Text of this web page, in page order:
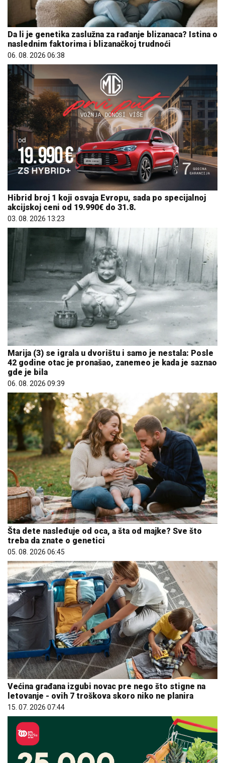
Da li je genetika zaslužna za rađanje blizanaca? Istina o
naslednim faktorima i blizanačkoj trudnoći
06. 08. 2026 06:38
Hibrid broj 1 koji osvaja Evropu, sada po specijalnoj
akcijskoj ceni od 19.990€ do 31.8.
03. 08. 2026 13:23
Marija (3) se igrala u dvorištu i samo je nestala: Posle
42 godine otac je pronašao, zanemeo je kada je saznao
gde je bila
06. 08. 2026 09:39
Šta dete nasleđuje od oca, a šta od majke? Sve što
treba da znate o genetici
05. 08. 2026 06:45
Većina građana izgubi novac pre nego što stigne na
letovanje - ovih 7 troškova skoro niko ne planira
15. 07. 2026 07:44